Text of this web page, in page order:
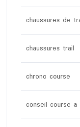
chaussures de
chaussures trail
chrono course
conseil course a